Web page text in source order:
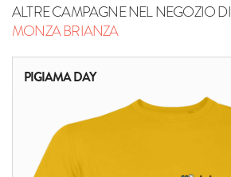
ALTRE CAMPAGNE NEL NEGOZIO DI
MONZA BRIANZA
PIGIAMA DAY